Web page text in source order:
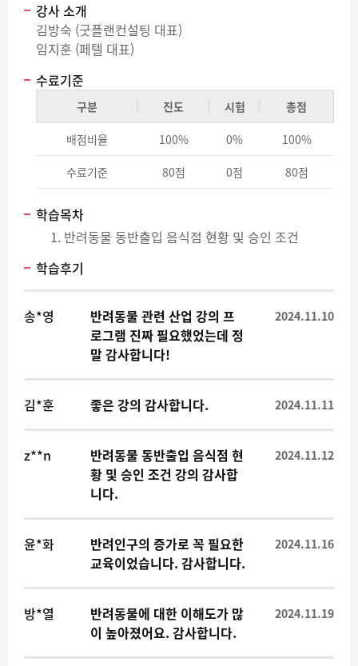
강사 소개
김방숙 (굿플랜컨설팅 대표)
임지훈 (페텔 대표)
수료기준
구분 진도 시험 총점
배점비율 100% 0% 100%
수료기준 80점 0점 80점
학습목차
반려동물 동반출입 음식점 현황 및 승인 조건
학습후기
송*영
반려동물 관련 산업 강의 프
로그램 진짜 필요했었는데 정
말 감사합니다!
2024.11.10
김*훈 좋은 강의 감사합니다. 2024.11.11
z**n
반려동물 동반출입 음식점 현
황 및 승인 조건 강의 감사합
니다.
2024.11.12
윤*화
반려인구의 증가로 꼭 필요한
교육이었습니다. 감사합니다.
2024.11.16
방*열
반려동물에 대한 이해도가 많
이 높아졌어요. 감사합니다.
2024.11.19